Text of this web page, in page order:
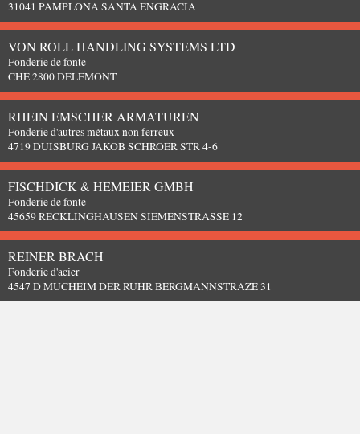
31041 PAMPLONA SANTA ENGRACIA
VON ROLL HANDLING SYSTEMS LTD
Fonderie de fonte
CHE 2800 DELEMONT
RHEIN EMSCHER ARMATUREN
Fonderie d'autres métaux non ferreux
4719 DUISBURG JAKOB SCHROER STR 4-6
FISCHDICK & HEMEIER GMBH
Fonderie de fonte
45659 RECKLINGHAUSEN SIEMENSTRASSE 12
REINER BRACH
Fonderie d'acier
4547 D MUCHEIM DER RUHR BERGMANNSTRAZE 31